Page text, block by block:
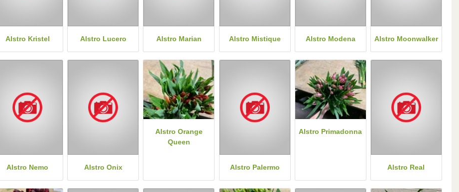
Alstro Kristel Alstro Lucero Alstro Marian Alstro Mistique Alstro Modena Alstro Moonwalker
Alstro Nemo Alstro Onix
Alstro Orange
Queen
Alstro Palermo
Alstro Primadonna
Alstro Real